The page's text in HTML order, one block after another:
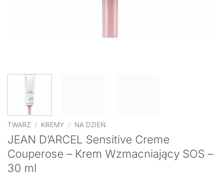
TWARZ / KREMY / NA DZIEŃ
JEAN D’ARCEL Sensitive Creme
Couperose – Krem Wzmacniający SOS –
30 ml